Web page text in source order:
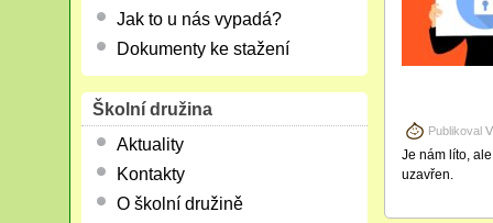
Publikoval
Je nám líto,
uzavřen.
Jak to u nás vypadá?
Dokumenty ke stažení
Školní družina
Aktuality
Kontakty
O školní družině